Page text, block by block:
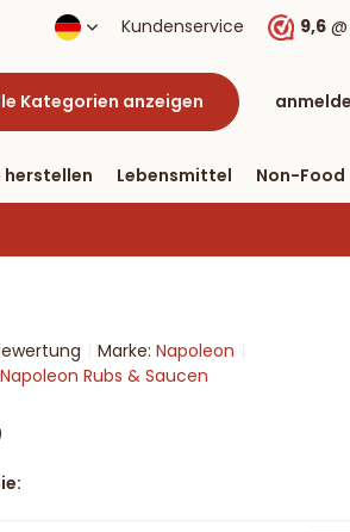
Kostenloser Versand nach
Kundenservice 9,6 @
Kategorien anzeigen
herstellen Lebensmittel Non-Food
Marke: Napoleon
Rubs & Saucen